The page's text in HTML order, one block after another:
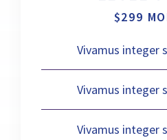
$299
Vivamus integer
Vivamus integer
Vivamus integer